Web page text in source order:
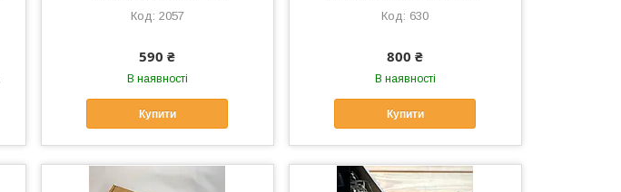
2057
590 ₴
В наявності
Купити
630
800 ₴
В наявності
Купити